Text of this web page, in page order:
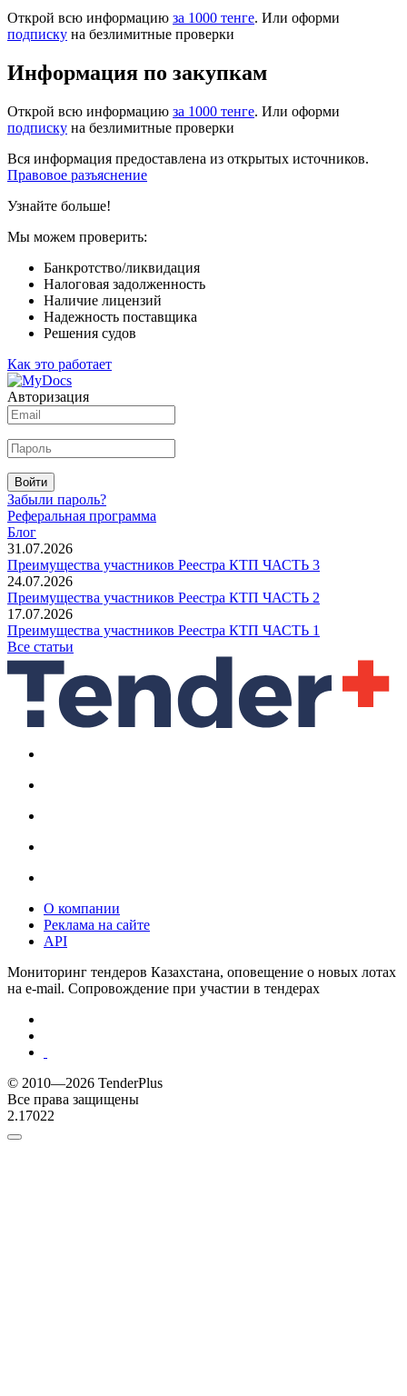
Открой всю информацию за 1000 тенге. Или оформи
подписку на безлимитные проверки
Информация по закупкам
Открой всю информацию за 1000 тенге. Или оформи
подписку на безлимитные проверки
Вся информация предоставлена из открытых источников.
Правовое разъяснение
Узнайте больше!
Мы можем проверить:
Банкротство/ликвидация
Налоговая задолженность
Наличие лицензий
Надежность поставщика
Решения судов
Как это работает
Авторизация
Войти
Забыли пароль?
Реферальная программа
Блог
31.07.2026
Преимущества участников Реестра КТП ЧАСТЬ 3
24.07.2026
Преимущества участников Реестра КТП ЧАСТЬ 2
17.07.2026
Преимущества участников Реестра КТП ЧАСТЬ 1
Все статьи
О компании
Реклама на сайте
API
Мониторинг тендеров Казахстана, оповещение о новых лотах
на e-mail. Сопровождение при участии в тендерах
© 2010—2026 TenderPlus
Все права защищены
2.17022